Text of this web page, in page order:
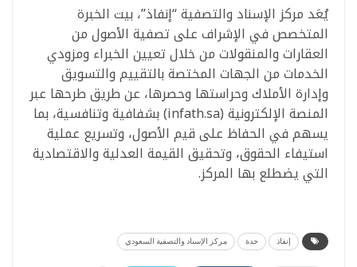
يُعَد مركز الإسناد والتصفية “إنفاذ”، بيت الخبرة
المتخصص في الإشراف على تصفية الأصول من
العقارات والمنقولات من خلال تعيين الخبراء ومزودي
الخدمات من الجهات المختصة بالتقييم والتسويق
وإدارة الأملاك وحراستها وحصرها، عن طريق طرحها عبر
المنصة الإلكترونية (infath.sa) بشفافية وتنافسية، بما
يسهم في الحفاظ على قيم الأصول، وتسريع عملية
استيفاء الحقوق، وتحقيق القيمة العدلية والاقتصادية
التي يضطلع بها المركز.
إنفاذ جدة مركز الإسناد والتصفية السعودي